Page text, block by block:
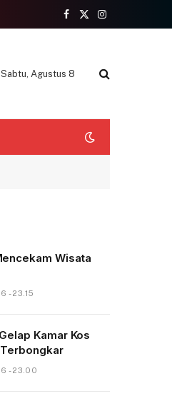
Facebook
X
Instagram
Sabtu, Agustus 8
Wisata
- 23.15
Kamar Kos
- 23.00